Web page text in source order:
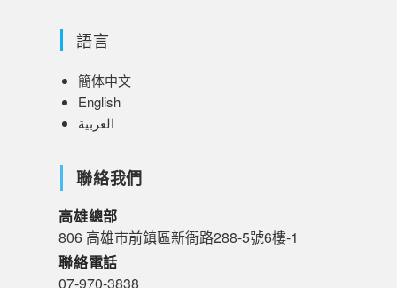
語言
簡体中文
English
العربية
聯絡我們
高雄總部
806 高雄市前鎮區新衙路288-5號6樓-1
聯絡電話
07-970-3838